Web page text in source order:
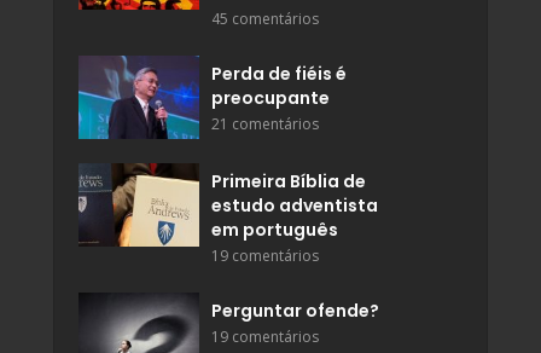
45 comentários
Perda de fiéis é
preocupante
21 comentários
Primeira Bíblia de
estudo adventista
em português
19 comentários
Perguntar ofende?
19 comentários